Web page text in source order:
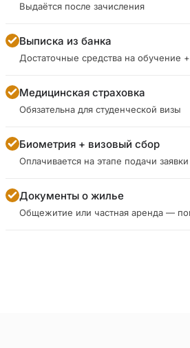
Выдаётся после зачисления
Выписка из банка
Достаточные средства на обучение
Медицинская страховка
Обязательна для студенческой визы
Биометрия + визовый сбор
Оплачивается на этапе подачи
Документы о жилье
Общежитие или частная аренда —